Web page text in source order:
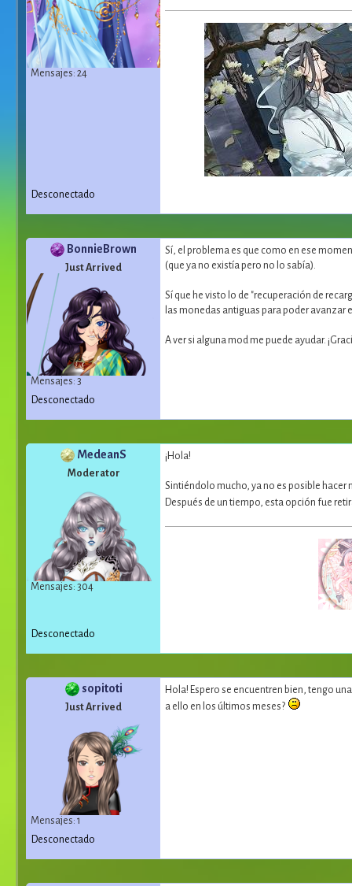
Mensajes: 24
Desconectado
BonnieBrown
Just Arrived
Mensajes: 3
Sí, el problema es que como en ese
(que ya no existía pero no lo sabía).
Sí que he visto lo de "recuperación de
las monedas antiguas para poder avanzar
A ver si alguna mod me puede ayudar.
Desconectado
MedeanS
Moderator
Mensajes: 304
¡Hola!
Sintiéndolo mucho, ya no es posible hacer
Después de un tiempo, esta opción fue
Desconectado
sopitoti
Just Arrived
Mensajes: 1
Hola! Espero se encuentren bien, tengo
a ello en los últimos meses?
Desconectado